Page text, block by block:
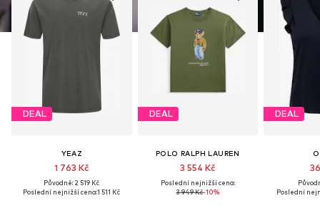
DEAL
YEAZ
1 763 Kč
Původně: 2 519 Kč
Poslední nejnižší cena:1 511 Kč
DEAL
POLO RALPH LAUREN
3 554 Kč
Poslední nejnižší cena:
3 949 Kč-10%
DEAL
Poslední